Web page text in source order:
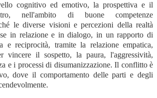
cognitivo ed emotivo, la prospettiva e il
nell'ambito di buone competenze
le diverse visioni e percezioni della realtà
in relazione e in dialogo, in un rapporto di
e reciprocità, tramite la relazione empatica,
vincere il sospetto, la paura, l'aggressività,
e i processi di disumanizzazione. Il conflitto è
dove il comportamento delle parti e degli